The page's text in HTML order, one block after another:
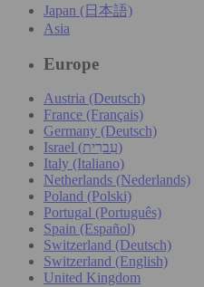
Japan (日本語)
Asia
Europe
Austria (Deutsch)
France (Français)
Germany (Deutsch)
Israel (עִברִית)
Italy (Italiano)
Netherlands (Nederlands)
Poland (Polski)
Portugal (Português)
Spain (Español)
Switzerland (Deutsch)
Switzerland (English)
United Kingdom